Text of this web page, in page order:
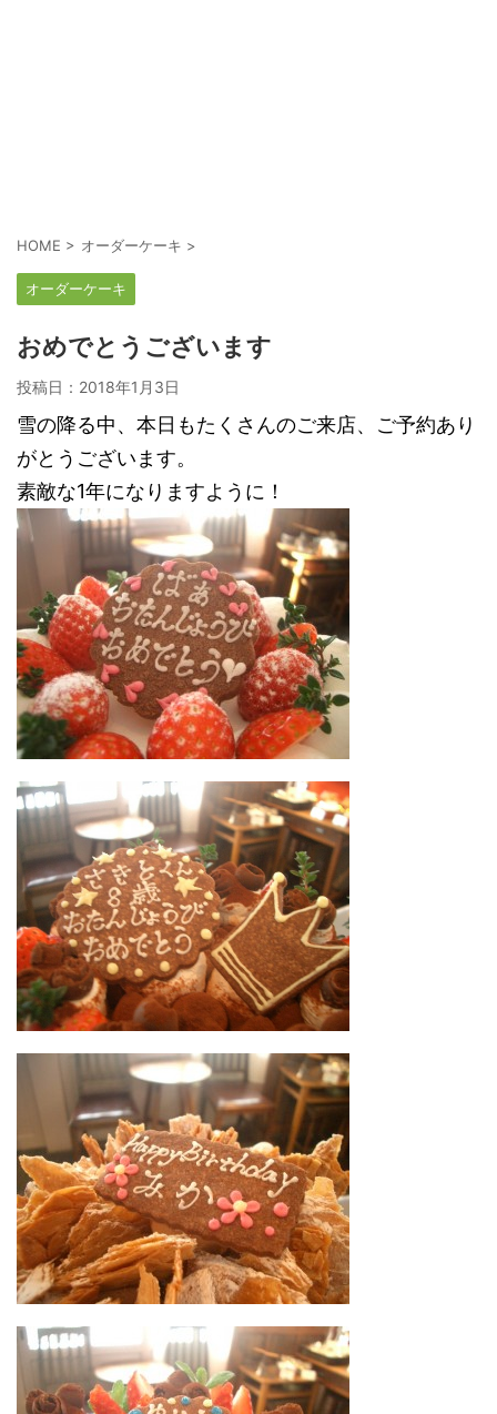
HOME > オーダーケーキ >
オーダーケーキ
おめでとうございます
投稿日： 2018年1月3日
雪の降る中、本日もたくさんのご来店、ご予約あり
がとうございます。
素敵な1年になりますように！